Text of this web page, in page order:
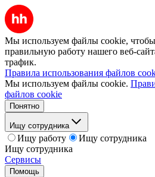
Мы используем файлы cookie, чтобы
правильную работу нашего веб-
трафик.
Правила использования файлов
Мы используем файлы cookie.
файлов cookie
Понятно
Ищу сотрудника
Ищу работу
Ищу сотрудника
Ищу сотрудника
Сервисы
Помощь